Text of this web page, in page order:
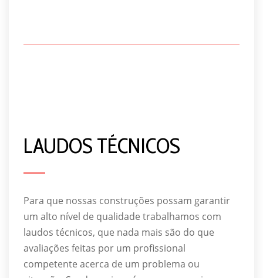
LAUDOS TÉCNICOS
Para que nossas construções possam garantir
um alto nível de qualidade trabalhamos com
laudos técnicos, que nada mais são do que
avaliações feitas por um profissional
competente acerca de um problema ou